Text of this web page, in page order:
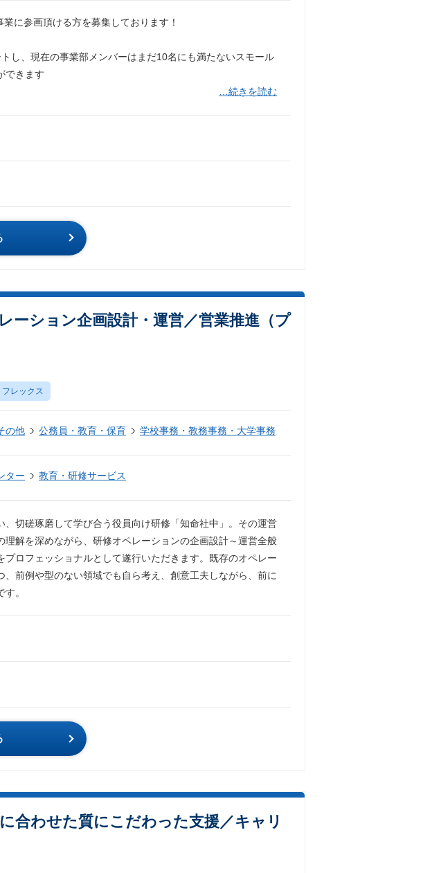
に参画頂ける方を募集しております！
し、現在の事業部メンバーはまだ10名にも満たないスモール
できます
…続きを読む
ーション企画設計・運営／営業推進（プ
フレックス
の他 公務員・教育・保育 学校事務・教務事務・大学事務
ター 教育・研修サービス
、切磋琢磨して学び合う役員向け研修「知命社中」。その運営
理解を深めながら、研修オペレーションの企画設計～運営全般
プロフェッショナルとして遂行いただきます。既存のオペレー
前例や型のない領域でも自ら考え、創意工夫しながら、前に
。
合わせた質にこだわった支援／キャリ